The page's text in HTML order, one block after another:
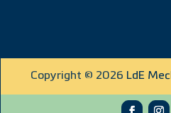
Copyright © 2026 LdE